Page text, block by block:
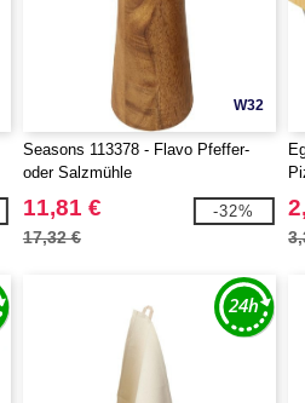
W32
Seasons 113378 - Flavo Pfeffer-
oder Salzmühle
11,81 €
17,32 €
-32%